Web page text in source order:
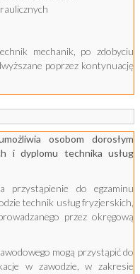
mechanik, po zdobyciu
poprzez kontynuację
osobom dorosłym
i dyplomu technika usług
przystąpienie do egzaminu
technik usług fryzjerskich,
przez okręgową
mogą przystąpić do
w zawodzie, w zakresie